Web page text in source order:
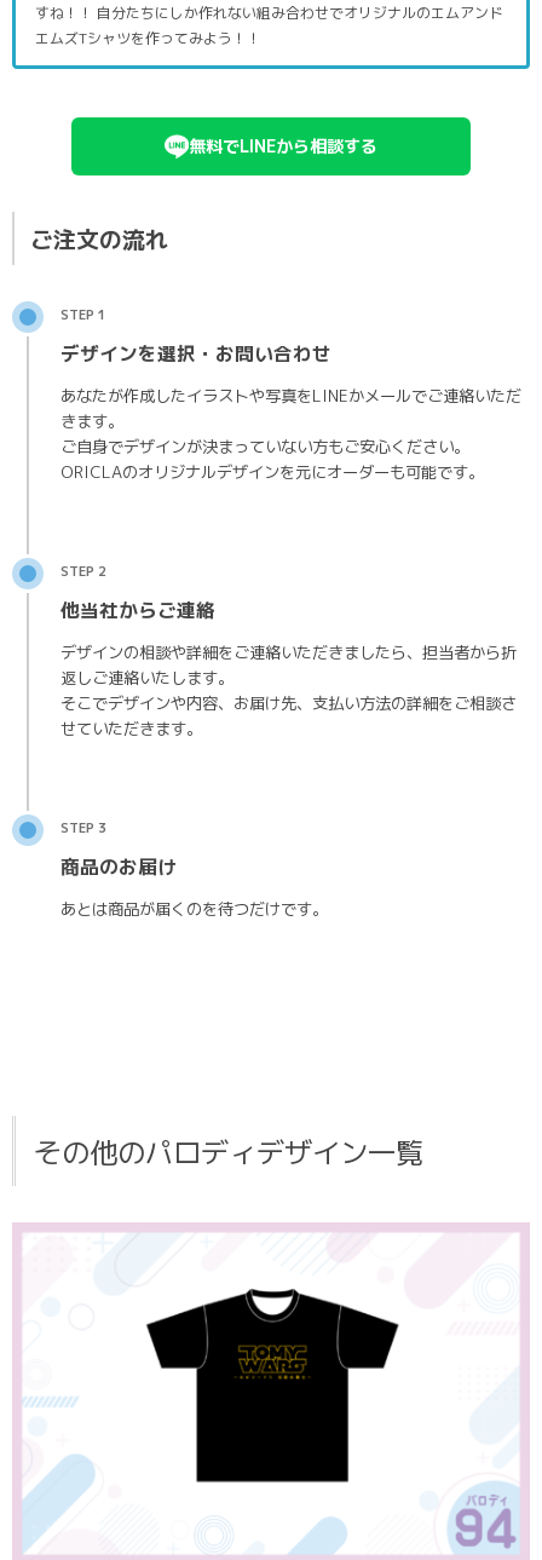
すね！！ 自分たちにしか作れない組み合わせでオリジナルのエムアンド
エムズ️Tシャツを作ってみよう！！
無料でLINEから相談する
ご注文の流れ
STEP 1
デザインを選択・お問い合わせ
あなたが作成したイラストや写真をLINEかメールでご連絡いただ
きます。
ご自身でデザインが決まっていない方もご安心ください。
ORICLAのオリジナルデザインを元にオーダーも可能です。
STEP 2
他当社からご連絡
デザインの相談や詳細をご連絡いただきましたら、担当者から折
返しご連絡いたします。
そこでデザインや内容、お届け先、支払い方法の詳細をご相談さ
せていただきます。
STEP 3
商品のお届け
あとは商品が届くのを待つだけです。
その他のパロディデザイン一覧